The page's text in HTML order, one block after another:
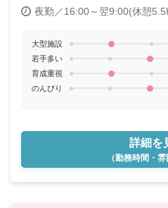
夜勤／16:00～翌9:00(休憩
大型施設
若手多い
育成重視
のんびり
詳細を
（勤務時間・雰